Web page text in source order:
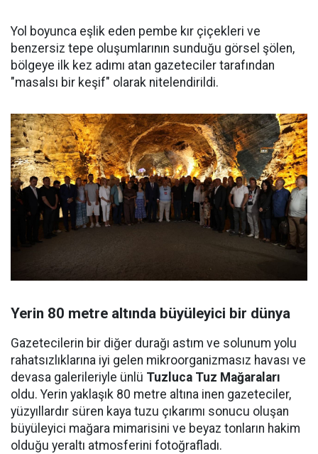
Yol boyunca eşlik eden pembe kır çiçekleri ve
benzersiz tepe oluşumlarının sunduğu görsel şölen,
bölgeye ilk kez adımı atan gazeteciler tarafından
"masalsı bir keşif" olarak nitelendirildi.
Yerin 80 metre altında büyüleyici bir dünya
Gazetecilerin bir diğer durağı astım ve solunum yolu
rahatsızlıklarına iyi gelen mikroorganizmasız havası ve
devasa galerileriyle ünlü Tuzluca Tuz Mağaraları
oldu. Yerin yaklaşık 80 metre altına inen gazeteciler,
yüzyıllardır süren kaya tuzu çıkarımı sonucu oluşan
büyüleyici mağara mimarisini ve beyaz tonların hakim
olduğu yeraltı atmosferini fotoğrafladı.